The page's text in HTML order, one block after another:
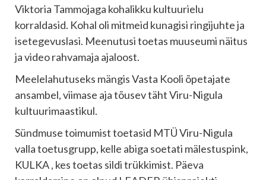
Viktoria Tammojaga kohalikku kultuurielu
korraldasid. Kohal oli mitmeid kunagisi ringijuhte ja
isetegevuslasi. Meenutusi toetas muuseumi näitus
ja video rahvamaja ajaloost.
Meelelahutuseks mängis Vasta Kooli õpetajate
ansambel, viimase aja tõusev täht Viru-Nigula
kultuurimaastikul.
Sündmuse toimumist toetasid MTÜ Viru-Nigula
valla toetusgrupp, kelle abiga soetati mälestuspink,
KULKA , kes toetas sildi trükkimist. Päeva